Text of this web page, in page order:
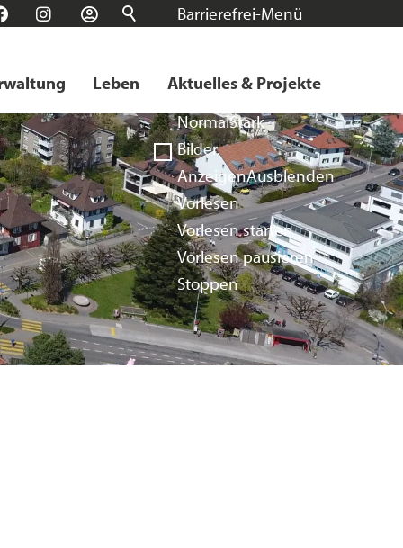
Barrierefrei-Menü
Kontrast
NormalStark
Bilder
AnzeigenAusblenden
Vorlesen
Vorlesen starten
Vorlesen pausieren
Stoppen
FacebookInstagram
Login
Leben Aktuelles & Projekte